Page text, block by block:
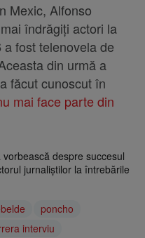
Mexic, Alfonso
îndrăgiți actori la
fost telenovela de
din urmă a
făcut cunoscut în
mai face parte din
despre succesul
jurnaliștilor la întrebările
poncho
interviu